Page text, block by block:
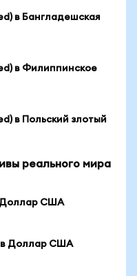
в Бангладешская
в Филиппинское
в Польский злотый
реального мира
Доллар США
в Доллар США